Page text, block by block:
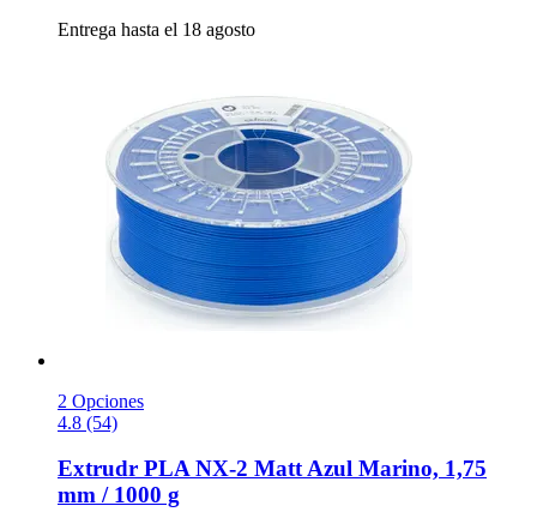
Entrega hasta el 18 agosto
2 Opciones
4.8 (54)
Extrudr PLA NX-​2 Matt Azul Marino, 1,75
mm / 1000 g